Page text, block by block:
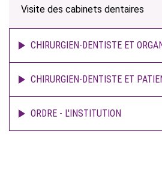
Visite des cabinets dentaires
CHIRURGIEN-DENTISTE ET
CHIRURGIEN-DENTISTE ET
ORDRE - L'INSTITUTION